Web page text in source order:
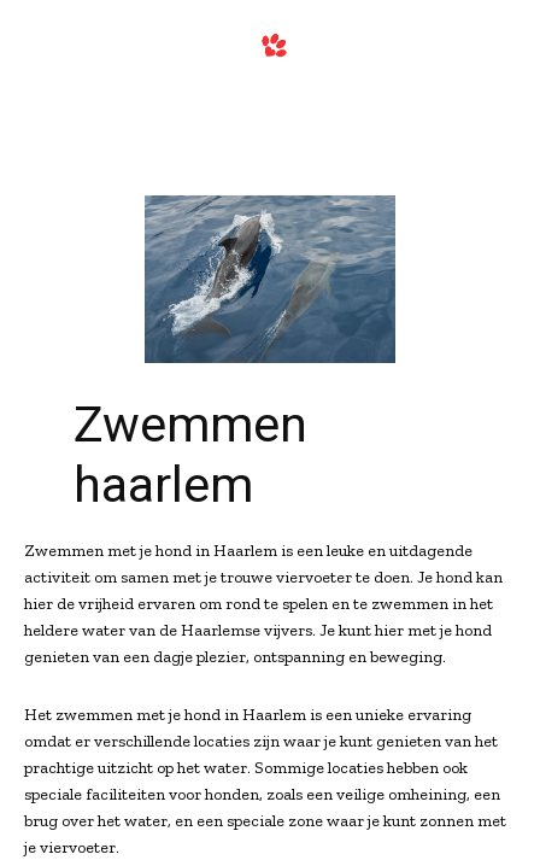
Zwemmen
haarlem
Zwemmen met je hond in Haarlem is een leuke en uitdagende
activiteit om samen met je trouwe viervoeter te doen. Je hond kan
hier de vrijheid ervaren om rond te spelen en te zwemmen in het
heldere water van de Haarlemse vijvers. Je kunt hier met je hond
genieten van een dagje plezier, ontspanning en beweging.
Het zwemmen met je hond in Haarlem is een unieke ervaring
omdat er verschillende locaties zijn waar je kunt genieten van het
prachtige uitzicht op het water. Sommige locaties hebben ook
speciale faciliteiten voor honden, zoals een veilige omheining, een
brug over het water, en een speciale zone waar je kunt zonnen met
je viervoeter.